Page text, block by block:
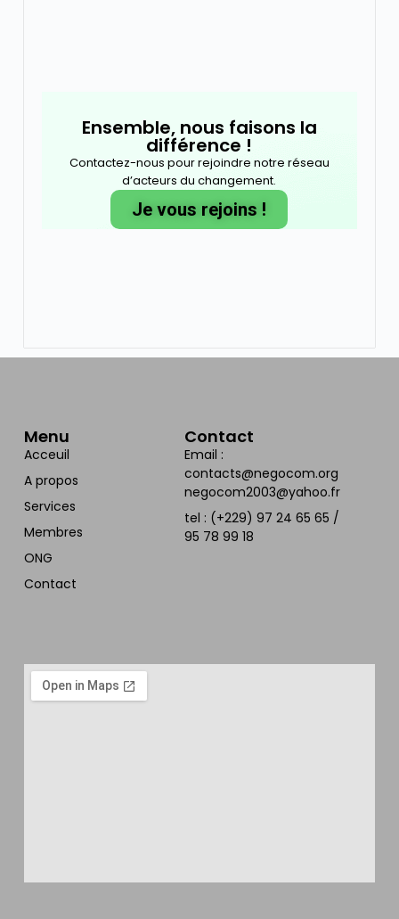
Ensemble, nous faisons la
différence !
Contactez-nous pour rejoindre notre réseau
d’acteurs du changement.
Je vous rejoins !
Menu
Acceuil
A propos
Services
Membres
ONG
Contact
Contact
Email :
contacts@negocom.org
negocom2003@yahoo.fr
tel : (+229) 97 24 65 65 /
95 78 99 18